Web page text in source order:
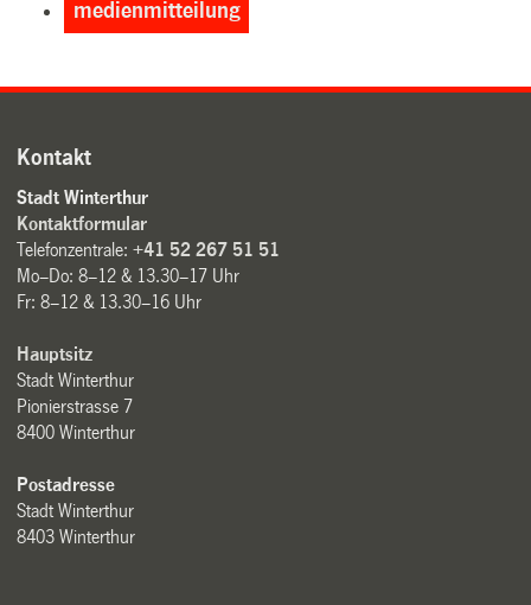
medienmitteilung
Kontakt
Stadt Winterthur
Kontaktformular
Telefonzentrale:+41 52 267 51 51
Mo–Do: 8–12 & 13.30–17 Uhr
Fr: 8–12 & 13.30–16 Uhr
Hauptsitz
Stadt Winterthur
Pionierstrasse 7
8400 Winterthur
Postadresse
Stadt Winterthur
8403 Winterthur